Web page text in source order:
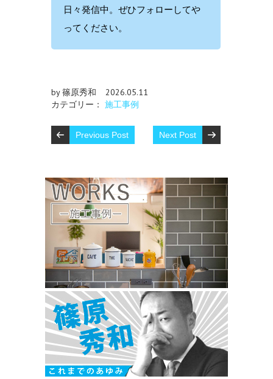
日々発信中。ぜひフォローしてや
ってください。
by 篠原秀和
2026.05.11
カテゴリー： 施工事例
Previous Post Next Post